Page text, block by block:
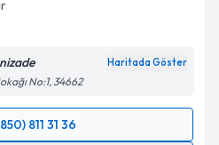
ilişkin
kişisel verilerimin belirtilen
kabul ediyorum.
Haritada Göster
No:1, 34662
811 31 36